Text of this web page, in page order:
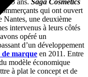
25 ans. Saga Cosmetics
qui ont ouvert
Nantes, une deuxième
intervenus à leurs côtés
opéré un
d’un développement
de marque en 2011. Entre
modèle économique
à plat le concept et de